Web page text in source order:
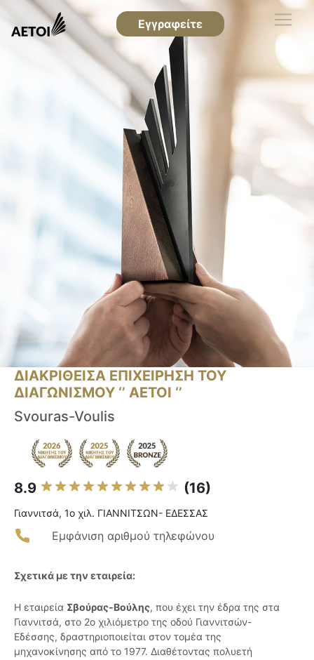
Εγγραφείτε
ΔΙΑΚΡΙΘΕΙΣΑ ΕΠΙΧΕΙΡΗΣΗ ΤΟΥ
ΔΙΑΓΩΝΙΣΜΟΥ ‘’ ΑΕΤΟΙ ‘’
Svouras-Voulis
8.9 (16)
Γιαννιτσά, 1o χιλ. ΓΙΑΝΝΙΤΣΩΝ- ΕΔΕΣΣΑΣ
Εμφάνιση αριθμού τηλεφώνου
Σχετικά με την εταιρεία:
Η εταιρεία Σβούρας-Βούλης, που έχει την έδρα της στα
Γιαννιτσά, στο 2ο χιλιόμετρο της οδού Γιαννιτσών-
Εδέσσης, δραστηριοποιείται στον τομέα της
μηχανοκίνησης από το 1977. Διαθέτοντας πολυετή